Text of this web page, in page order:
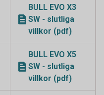
BULL EVO X3
SW - slutliga
villkor (pdf)
BULL EVO X5
SW - slutliga
villkor (pdf)